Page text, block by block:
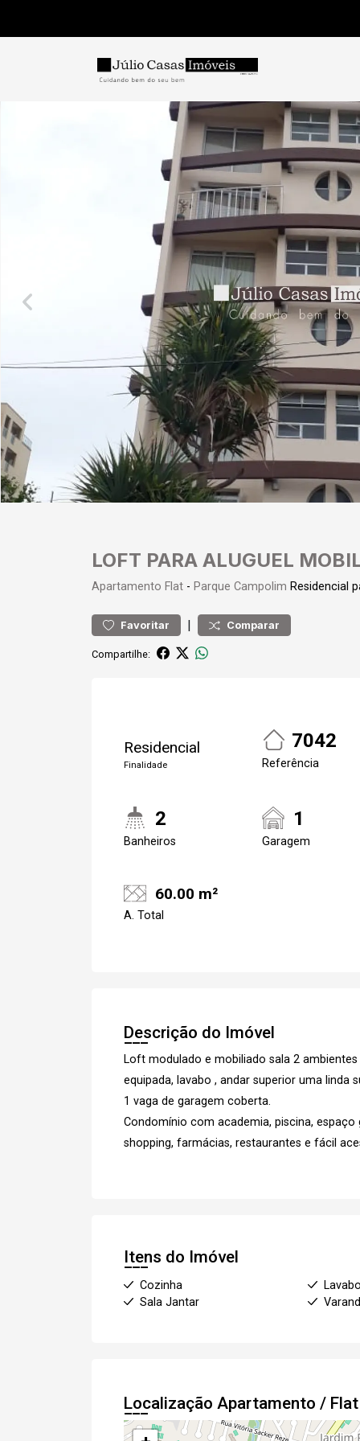
LOFT PARA ALUGUEL
Apartamento Flat - Parque Campolim Residencial
Favoritar | Comparar
Compartilhe:
Residencial
Finalidade
7042
Referência
2
Banheiros
1
Garagem
60.00 m²
A. Total
Descrição do Imóvel
Loft modulado e mobiliado sala 2
equipada, lavabo , andar superior uma linda
1 vaga de garagem coberta.
Condomínio com academia, piscina,
shopping, farmácias, restaurantes e fácil
Itens do Imóvel
Cozinha
Sala Jantar
Localização Apartamento /